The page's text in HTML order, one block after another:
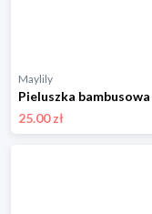
Maylily
25.00 zł